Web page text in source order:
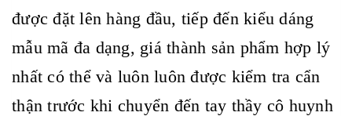
được đặt lên hàng đầu, tiếp đến kiểu dáng
mẫu mã đa dạng, giá thành sản phẩm hợp lý
nhất có thể và luôn luôn được kiểm tra cẩn
thận trước khi chuyển đến tay thầy cô huynh